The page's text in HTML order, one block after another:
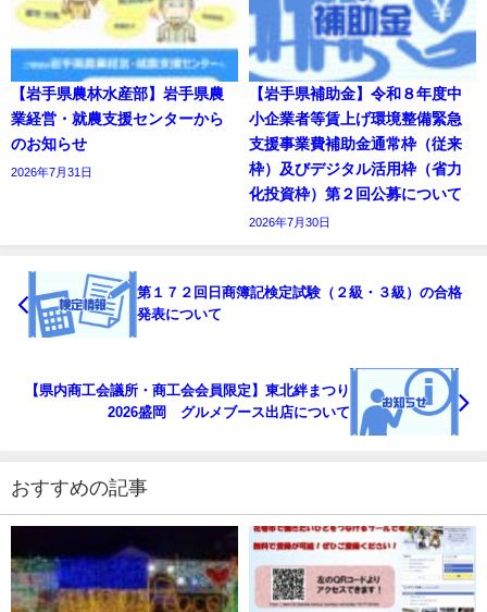
【岩手県農林水産部】岩手県農
業経営・就農支援センターから
のお知らせ
2026年7月31日
【岩手県補助金】令和８年度中
小企業者等賃上げ環境整備緊急
支援事業費補助金通常枠（従来
枠）及びデジタル活用枠（省力
化投資枠）第２回公募について
2026年7月30日
第１７２回日商簿記検定試験（２級・３級）の合格
発表について
【県内商工会議所・商工会会員限定】東北絆まつり
2026盛岡 グルメブース出店について
おすすめの記事